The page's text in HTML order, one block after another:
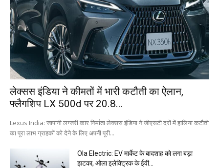
लेक्सस इंडिया ने कीमतों में भारी कटौती का ऐलान,
फ्लैगशिप LX 500d पर 20.8...
Lexus India: जापानी लग्जरी कार निर्माता लेक्सस इंडिया ने जीएसटी दरों में हालिया कटौती
का पूरा लाभ ग्राहकों को देने के लिए अपनी पूरी...
Ola Electric: EV मार्केट के बादशाह को लगा बड़ा
झटका, ओला इलेक्ट्रिक के ईवी...